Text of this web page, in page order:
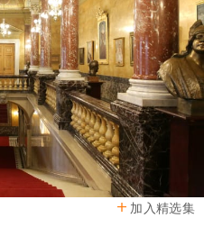
加入精选集